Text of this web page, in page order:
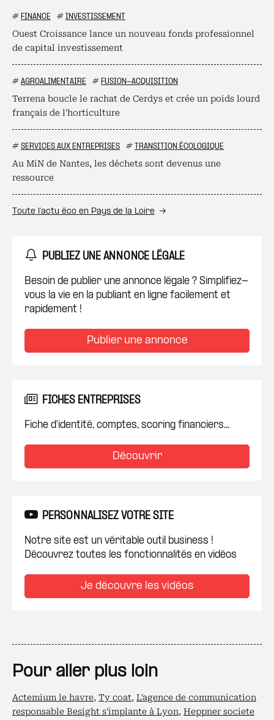
# FINANCE # INVESTISSEMENT
Ouest Croissance lance un nouveau fonds professionnel
de capital investissement
# AGROALIMENTAIRE # FUSION-ACQUISITION
Terrena boucle le rachat de Cerdys et crée un poids lourd
français de l'horticulture
# SERVICES AUX ENTREPRISES # TRANSITION ÉCOLOGIQUE
Au MiN de Nantes, les déchets sont devenus une
ressource
Toute l’actu éco en Pays de la Loire
PUBLIEZ UNE ANNONCE LÉGALE
Besoin de publier une annonce légale ? Simplifiez-
vous la vie en la publiant en ligne facilement et
rapidement !
Publier une annonce
FICHES ENTREPRISES
Fiche d'identité, comptes, scoring financiers...
Découvrir
PERSONNALISEZ VOTRE SITE
Notre site est un véritable outil business !
Découvrez toutes les fonctionnalités en vidéos
Je découvre les vidéos
Pour aller plus loin
Actemium le havre, Ty coat, L'agence de communication
responsable Besight s'implante à Lyon, Heppner societe